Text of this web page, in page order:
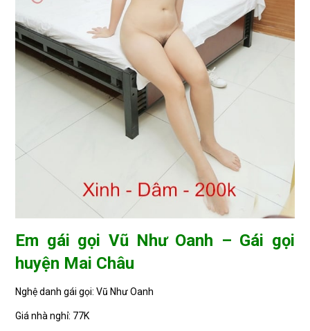
Em gái gọi Vũ Như Oanh – Gái gọi
huyện Mai Châu
Nghệ danh gái gọi: Vũ Như Oanh
Giá nhà nghỉ: 77K